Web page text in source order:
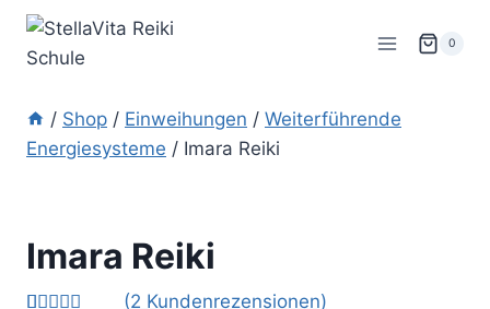
Zum
springen
0
/ Shop / Einweihungen / Weiterführende
Energiesysteme / Imara Reiki
Imara Reiki
(2 Kundenrezensionen)